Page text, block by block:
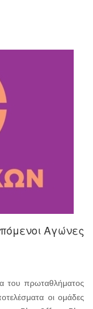
Αγώνες
του πρωταθλήματος
οι ομάδες